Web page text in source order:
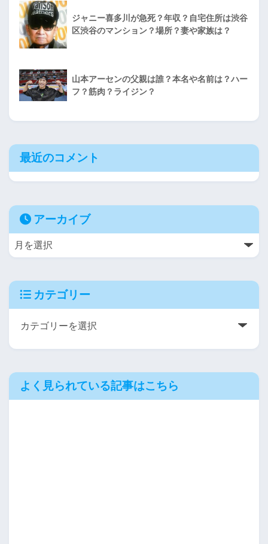
ジャニー喜多川が急死？年収？自宅住所は渋谷
区渋谷のマンション？場所？妻や家族は？
山本アーセンの父親は誰？本名や名前は？ハー
フ？筋肉？ライジン？
最近のコメント
アーカイブ
カテゴリー
よく見られている記事はこちら